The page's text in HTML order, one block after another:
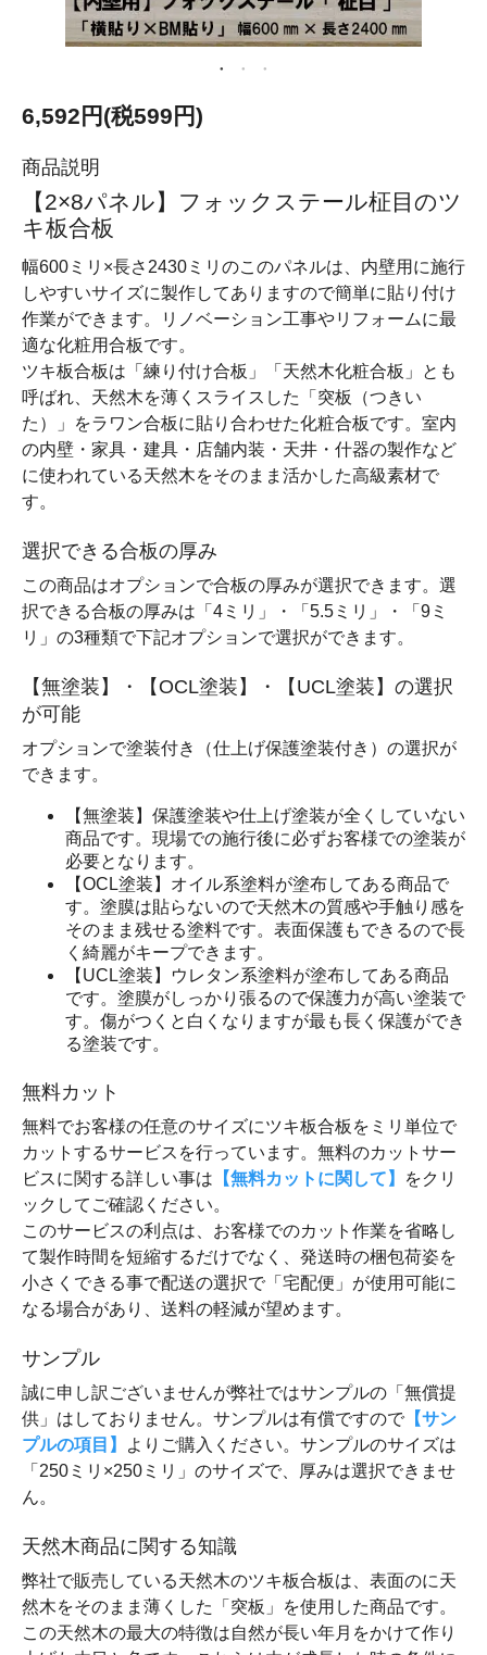
6,592円(税599円)
商品説明
【2×8パネル】フォックステール柾目のツ
キ板合板
幅600ミリ×長さ2430ミリのこのパネルは、内壁用に施行
しやすいサイズに製作してありますので簡単に貼り付け
作業ができます。リノベーション工事やリフォームに最
適な化粧用合板です。
ツキ板合板は「練り付け合板」「天然木化粧合板」とも
呼ばれ、天然木を薄くスライスした「突板（つきい
た）」をラワン合板に貼り合わせた化粧合板です。室内
の内壁・家具・建具・店舗内装・天井・什器の製作など
に使われている天然木をそのまま活かした高級素材で
す。
選択できる合板の厚み
この商品はオプションで合板の厚みが選択できます。選
択できる合板の厚みは「4ミリ」・「5.5ミリ」・「9ミ
リ」の3種類で下記オプションで選択ができます。
【無塗装】・【OCL塗装】・【UCL塗装】の選択
が可能
オプションで塗装付き（仕上げ保護塗装付き）の選択が
できます。
【無塗装】保護塗装や仕上げ塗装が全くしていない
商品です。現場での施行後に必ずお客様での塗装が
必要となります。
【OCL塗装】オイル系塗料が塗布してある商品で
す。塗膜は貼らないので天然木の質感や手触り感を
そのまま残せる塗料です。表面保護もできるので長
く綺麗がキープできます。
【UCL塗装】ウレタン系塗料が塗布してある商品
です。塗膜がしっかり張るので保護力が高い塗装で
す。傷がつくと白くなりますが最も長く保護ができ
る塗装です。
無料カット
無料でお客様の任意のサイズにツキ板合板をミリ単位で
カットするサービスを行っています。無料のカットサー
ビスに関する詳しい事は 【無料カットに関して】
をクリ
ックしてご確認ください。
このサービスの利点は、お客様でのカット作業を省略し
て製作時間を短縮するだけでなく、発送時の梱包荷姿を
小さくできる事で配送の選択で「宅配便」が使用可能に
なる場合があり、送料の軽減が望めます。
サンプル
誠に申し訳ございませんが弊社ではサンプルの「無償提
供」はしておりません。サンプルは有償ですので 【サン
プルの項目】
よりご購入ください。サンプルのサイズは
「250ミリ×250ミリ」のサイズで、厚みは選択できませ
ん。
天然木商品に関する知識
弊社で販売している天然木のツキ板合板は、表面のに天
然木をそのまま薄くした「突板」を使用した商品です。
この天然木の最大の特徴は自然が長い年月をかけて作り